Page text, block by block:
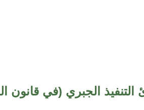
التنفيذ الجبري (في قانون